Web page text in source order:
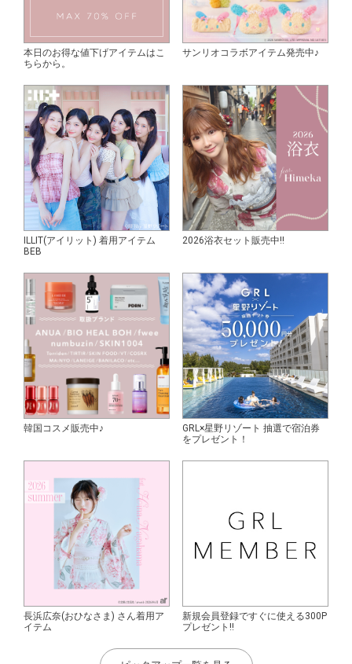
本日のお得な値下げアイテムはこ
ちらから。
サンリオコラボアイテム発売中♪
ILLIT(アイリット) 着用アイテム
BEB
2026浴衣セット販売中!!
韓国コスメ販売中♪
GRL×星野リゾート 抽選で宿泊券
をプレゼント！
長浜広奈(おひなさま) さん着用ア
イテム
新規会員登録ですぐに使える300P
プレゼント!!